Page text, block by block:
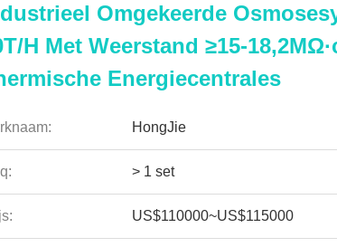
Omgekeerde
H Met Weerstand ≥15-
Energiecentrales
HongJie
> 1 set
US$110000~US$115000